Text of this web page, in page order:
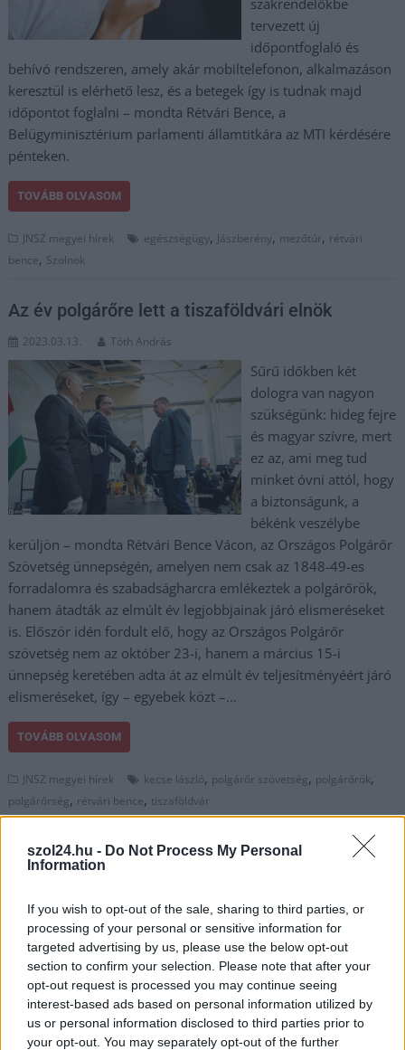
szol24.hu - Do Not Process My Personal
Information
If you wish to opt-out of the sale, sharing to third parties, or
processing of your personal or sensitive information for
targeted advertising by us, please use the below opt-out
section to confirm your selection. Please note that after your
opt-out request is processed you may continue seeing
interest-based ads based on personal information utilized by
us or personal information disclosed to third parties prior to
your opt-out. You may separately opt-out of the further
szakrendelőkbe
tervezett új
időpontfoglaló és
behívó rendszeren, amely akár mobiltelefonon, alkalmazáson
keresztül is elérhető lesz, és a betegek így is tudnak majd
időpontot foglalni – mondta Rétvári Bence, a
Belügyminisztérium parlamenti államtitkára az MTI kérdésére
pénteken.
TOVÁBB OLVASOM
JNSZ megyei hírek egészségügy, Jászberény, mezőtúr, rétvári
bence, Szolnok
Az év polgárőre lett a tiszaföldvári elnök
2023.03.13. Tóth András
Sűrű időkben két
dologra van nagyon
szükségünk: hideg fejre
és magyar szívre, mert
ez az, ami meg tud
minket óvni attól, hogy
a biztonságunk, a
békénk veszélybe
kerüljön – mondta Rétvári Bence Vácon, az Országos Polgárőr
Szövetség ünnepségén, amelyen nem csak az 1848-49-es
forradalomra és szabadságharcra emlékeztek a polgárőrök,
hanem átadták az elmúlt év legjobbjainak járó elismeréseket
is. Először idén fordult elő, hogy az Országos Polgárőr
szövetség nem az október 23-i, hanem a március 15-i
ünnepség keretében adta át az elmúlt év teljesítményéért járó
elismeréseket, így – egyebek közt –…
TOVÁBB OLVASOM
JNSZ megyei hírek kecse lászló, polgárőr szövetség, polgárőrök,
polgárőrség, rétvári bence, tiszaföldvár
Államtitkár: A pedagógusok már nem tudnak
anyagilag rosszul járni
2023.02.05. Nagy László
Maximum időt
veszítenek, de pénz
nem, állítja Rétvári
Bence. Ha megjön a
pénz, visszamenőleg is
kifizetik a tanároknak